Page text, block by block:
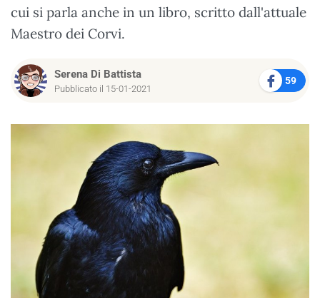
cui si parla anche in un libro, scritto dall'attuale
Maestro dei Corvi.
Serena Di Battista
Pubblicato il 15-01-2021
59